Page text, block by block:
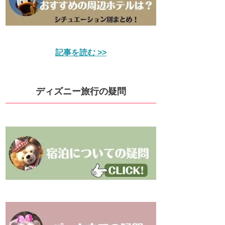
記事を読む >>
ディズニー旅行の疑問